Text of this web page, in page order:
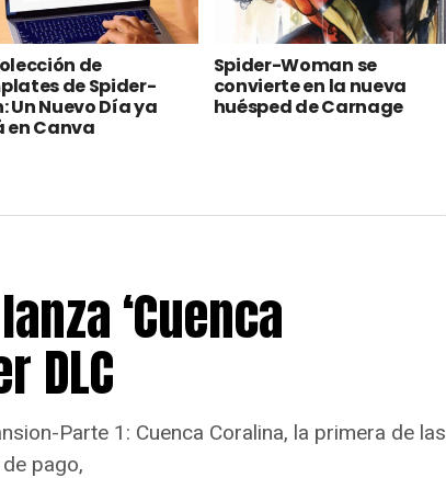
de
de Spider-
Un Nuevo Día ya
en Canva
Spider-Woman se
convierte en la nueva
huésped de Carnage
‘Cuenca
DLC
Parte 1: Cuenca Coralina, la primera de las
pago,